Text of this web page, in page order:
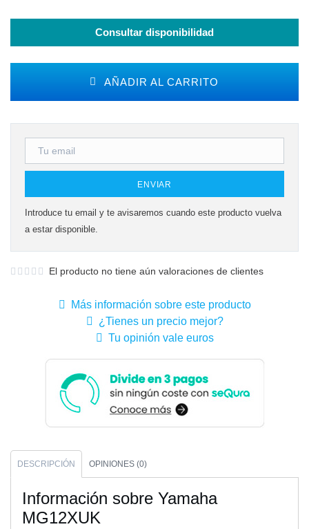
Consultar disponibilidad
AÑADIR AL CARRITO
ENVIAR
Introduce tu email y te avisaremos cuando este producto vuelva
a estar disponible.
El producto no tiene aún valoraciones de clientes
Más información sobre este producto
¿Tienes un precio mejor?
Tu opinión vale euros
DESCRIPCIÓN OPINIONES (0)
Información sobre Yamaha
MG12XUK